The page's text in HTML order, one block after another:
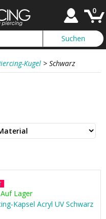
0
Kugel > Schwarz
Auf Lager
Kapsel Acryl UV Schwarz